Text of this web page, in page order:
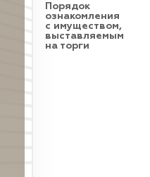
Порядок
ознакомления
с имуществом,
выставляемым
на торги